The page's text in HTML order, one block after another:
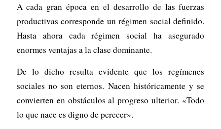
A cada gran época en el desarrollo de las fuerzas
productivas corresponde un régimen social definido.
Hasta ahora cada régimen social ha asegurado
enormes ventajas a la clase dominante.
De lo dicho resulta evidente que los regímenes
sociales no son eternos. Nacen históricamente y se
convierten en obstáculos al progreso ulterior. «Todo
lo que nace es digno de perecer».